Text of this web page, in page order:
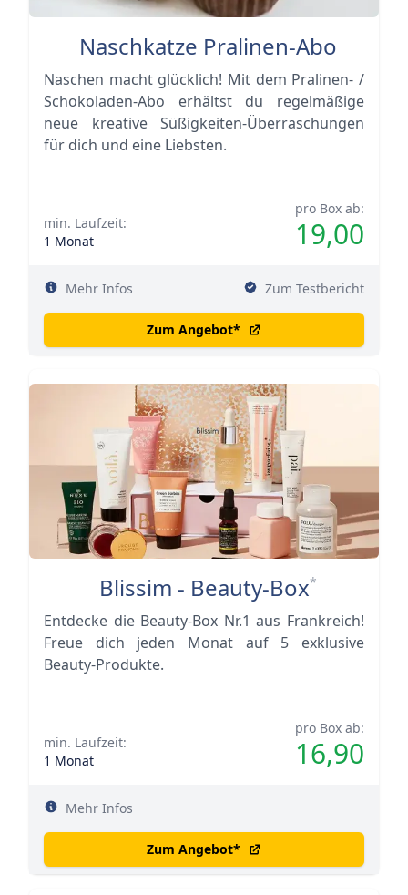
Naschkatze Pralinen-Abo
Naschen macht glücklich! Mit dem Pralinen- /
Schokoladen-Abo erhältst du regelmäßige
neue kreative Süßigkeiten-Überraschungen
für dich und eine Liebsten.
pro Box ab:
19,00
min. Laufzeit:
1 Monat
Mehr Infos Zum Testbericht
Zum Angebot*
Blissim - Beauty-Box*
Entdecke die Beauty-Box Nr.1 aus Frankreich!
Freue dich jeden Monat auf 5 exklusive
Beauty-Produkte.
pro Box ab:
16,90
min. Laufzeit:
1 Monat
Mehr Infos
Zum Angebot*